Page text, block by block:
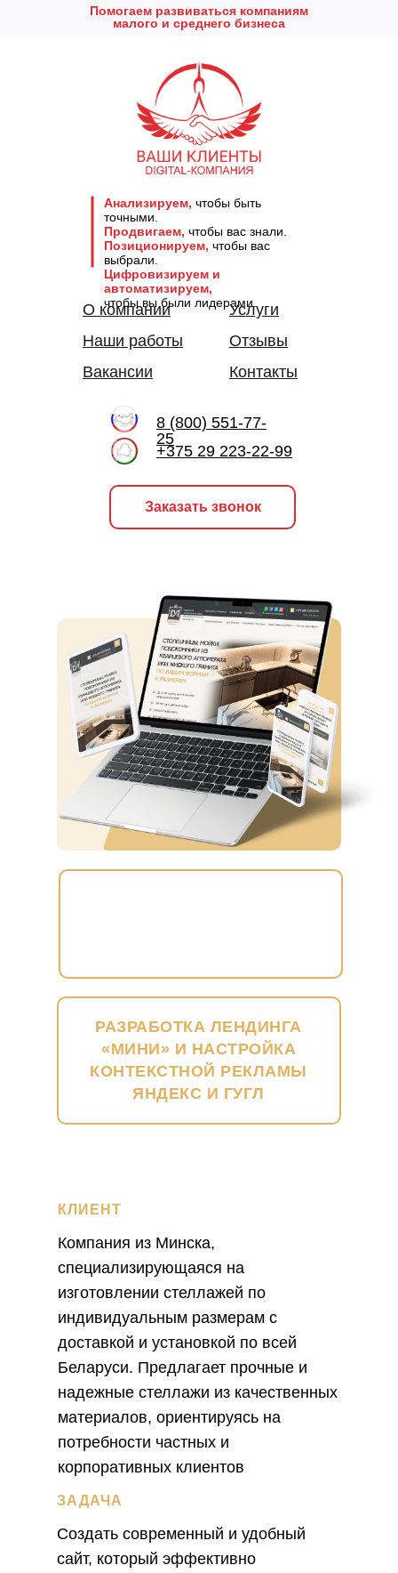
Заказать звонок
Анализируем, чтобы быть
точными.
Продвигаем, чтобы вас знали.
Позиционируем, чтобы вас
выбрали.
Цифровизируем и
автоматизируем,
чтобы вы были лидерами.
Помогаем развиваться компаниям
малого и среднего бизнеса
О компании
Наши работы
Отзывы
Услуги
Вакансии Контакты
8 (800) 551-77-
25
+375 29 223-22-99
РАЗРАБОТКА ЛЕНДИНГА
«МИНИ» И НАСТРОЙКА
КОНТЕКСТНОЙ РЕКЛАМЫ
ЯНДЕКС И ГУГЛ
Компания из Минска,
специализирующаяся на
изготовлении стеллажей по
индивидуальным размерам с
доставкой и установкой по всей
Беларуси. Предлагает прочные и
надежные стеллажи из качественных
материалов, ориентируясь на
потребности частных и
корпоративных клиентов
Создать современный и удобный
сайт, который эффективно
КЛИЕНТ
ЗАДАЧА